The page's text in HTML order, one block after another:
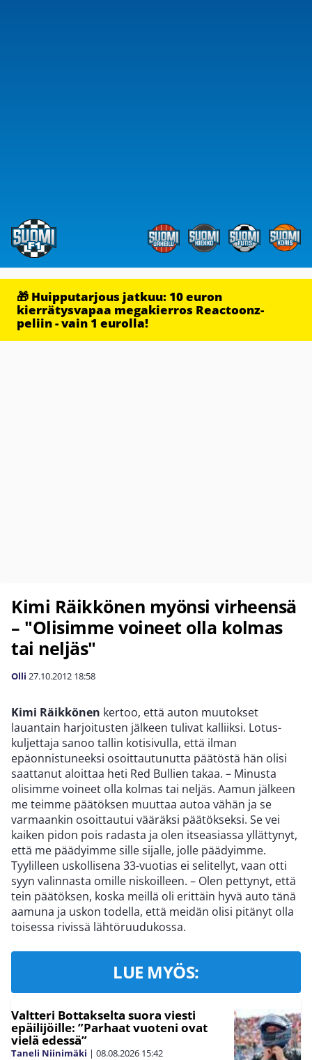
🎁 Huipputarjous jatkuu: 10 euron
kierrätysvapaa megakierros Reactoonz-
peliin - vain 1 eurolla!
Kimi Räikkönen myönsi virheensä
– "Olisimme voineet olla kolmas
tai neljäs"
Olli 27.10.2012 18:58
Kimi Räikkönen kertoo, että auton muutokset
lauantain harjoitusten jälkeen tulivat kalliiksi. Lotus-
kuljettaja sanoo tallin kotisivulla, että ilman
epäonnistuneeksi osoittautunutta päätöstä hän olisi
saattanut aloittaa heti Red Bullien takaa. – Minusta
olisimme voineet olla kolmas tai neljäs. Aamun jälkeen
me teimme päätöksen muuttaa autoa vähän ja se
varmaankin osoittautui vääräksi päätökseksi. Se vei
kaiken pidon pois radasta ja olen itseasiassa yllättynyt,
että me päädyimme sille sijalle, jolle päädyimme.
Tyylilleen uskollisena 33-vuotias ei selitellyt, vaan otti
syyn valinnasta omille niskoilleen. – Olen pettynyt, että
tein päätöksen, koska meillä oli erittäin hyvä auto tänä
aamuna ja uskon todella, että meidän olisi pitänyt olla
toisessa rivissä lähtöruudukossa.
LUE MYÖS:
Valtteri Bottakselta suora viesti
epäilijöille: ”Parhaat vuoteni ovat
vielä edessä”
Taneli Niinimäki | 08.08.2026 15:42